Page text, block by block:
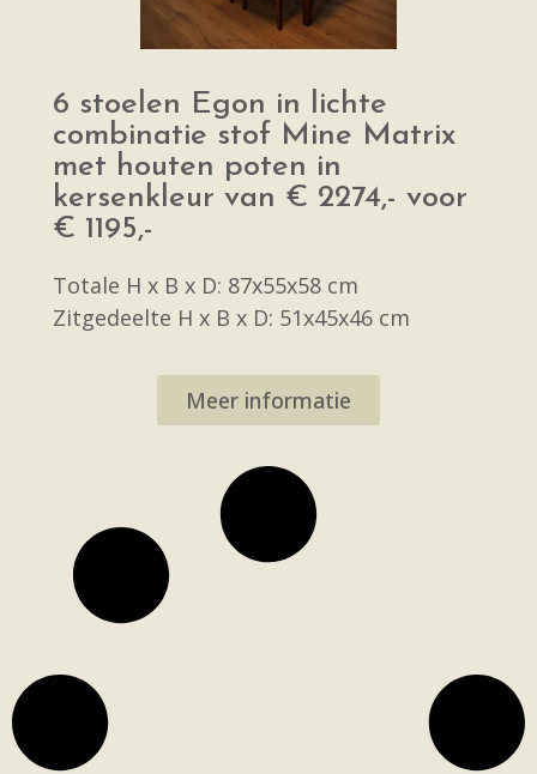
6 stoelen Egon in lichte
combinatie stof Mine Matrix
met houten poten in
kersenkleur van € 2274,- voor
€ 1195,-
Totale H x B x D: 87x55x58 cm
Zitgedeelte H x B x D: 51x45x46 cm
Meer informatie